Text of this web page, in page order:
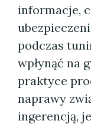
informacje,
podczas
wpłynąć na
praktyce
naprawy
ingerencją,